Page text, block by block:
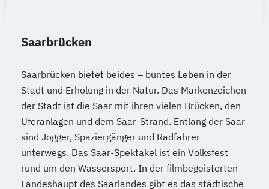
Saarbrücken
Saarbrücken bietet beides – buntes Leben in der
Stadt und Erholung in der Natur. Das Markenzeichen
der Stadt ist die Saar mit ihren vielen Brücken, den
Uferanlagen und dem Saar-Strand. Entlang der Saar
sind Jogger, Spaziergänger und Radfahrer
unterwegs. Das Saar-Spektakel ist ein Volksfest
rund um den Wassersport. In der filmbegeisterten
Landeshaupt des Saarlandes gibt es das städtische